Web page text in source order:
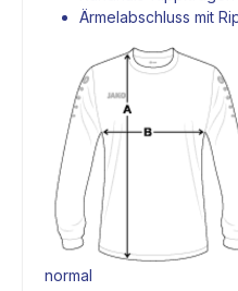
Ärmelabschluss mit
normal